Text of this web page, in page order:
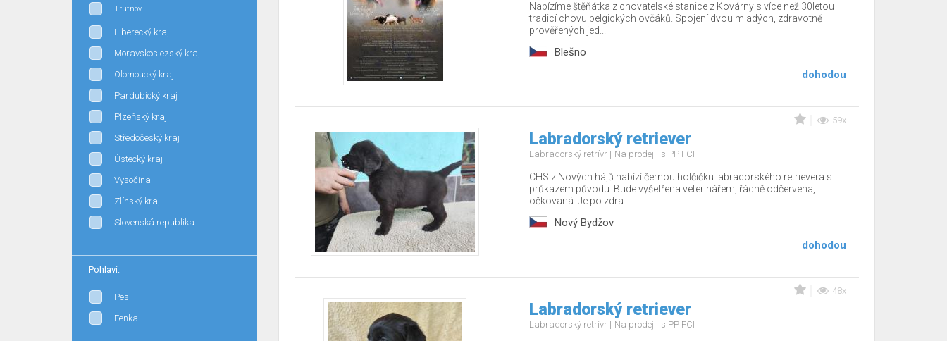
Trutnov
Liberecký kraj
Moravskoslezský kraj
Olomoucký kraj
Pardubický kraj
Plzeňský kraj
Středočeský kraj
Ústecký kraj
Vysočina
Zlínský kraj
Slovenská republika
Pohlaví:
Pes
Fenka
Nabízíme štěňátka z chovatelské stanice z Kovárny s více než 30letou
tradicí chovu belgických ovčáků. Spojení dvou mladých, zdravotně
prověřených jed...
Blešno
dohodou
59x
Labradorský retriever
Labradorský retrívr Na prodej s PP FCI
CHS z Nových hájů nabízí černou holčičku labradorského retrievera s
průkazem původu. Bude vyšetřena veterinářem, řádně odčervena,
očkovaná. Je po zdra...
Nový Bydžov
dohodou
48x
Labradorský retriever
Labradorský retrívr Na prodej s PP FCI